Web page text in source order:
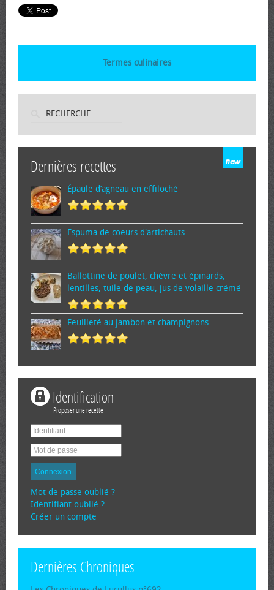
Termes culinaires
Dernières recettes
Épaule d’agneau en effiloché
Espuma de cœurs d'artichauts
Ballottine de poulet, chèvre et épinards,
lentilles, tuile de peau, jus de volaille crémé
Feuilleté au jambon et champignons
Identification
Proposer une recette
Connexion
Mot de passe oublié ?
Identifiant oublié ?
Créer un compte
Dernières Chroniques